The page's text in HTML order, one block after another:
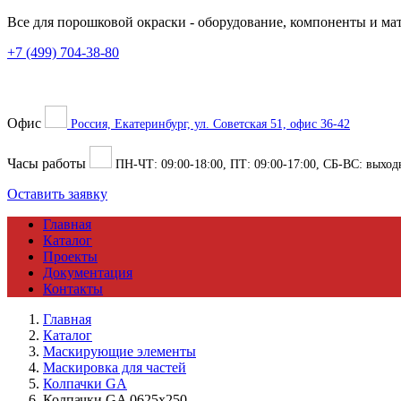
Все для порошковой окраски - оборудование, компоненты и
+7 (499) 704-38-80
Офис Россия, Екатеринбург, ул. Советская 51, офис 36-42
Часы работы ПН-ЧТ: 09:00-18:00 , ПТ: 09:00-17:00 , СБ-ВС:
Оставить заявку
Главная
Каталог
Проекты
Документация
Контакты
Главная
Каталог
Маскирующие элементы
Маскировка для частей
Колпачки GA